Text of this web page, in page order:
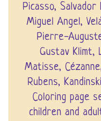
Picasso, Salvador
Miguel Angel,
Pierre-
Gustav Klimt,
Matisse,
Rubens,
Coloring page
children and